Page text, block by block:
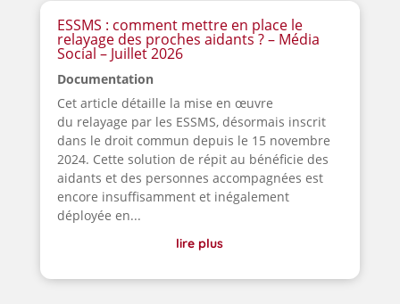
ESSMS : comment mettre en place le
relayage des proches aidants ? – Média
Social – Juillet 2026
Documentation
Cet article détaille la mise en œuvre
du relayage par les ESSMS, désormais inscrit
dans le droit commun depuis le 15 novembre
2024. Cette solution de répit au bénéficie des
aidants et des personnes accompagnées est
encore insuffisamment et inégalement
déployée en...
lire plus